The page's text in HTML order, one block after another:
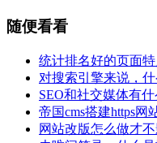
随便看看
统计排名好的页面
对搜索引擎来说，
SEO和社交媒体有
帝国cms搭建https
网站改版怎么做才